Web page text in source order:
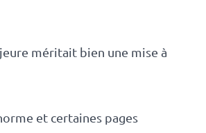
méritait bien une mise à
et certaines pages